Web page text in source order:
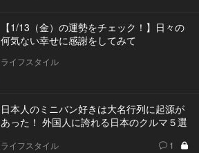
【1/13（金）の運勢をチェック！】日々の
何気ない幸せに感謝をしてみて
ライフスタイル
日本人のミニバン好きは大名行列に起源が
あった！ 外国人に誇れる日本のクルマ５選
ライフスタイル 1